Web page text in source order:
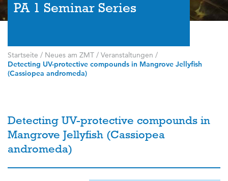
PA 1 Seminar Series
Startseite / Neues am ZMT / Veranstaltungen /
Detecting UV-protective compounds in Mangrove Jellyfish
(Cassiopea andromeda)
Detecting UV-protective compounds in
Mangrove Jellyfish (Cassiopea
andromeda)